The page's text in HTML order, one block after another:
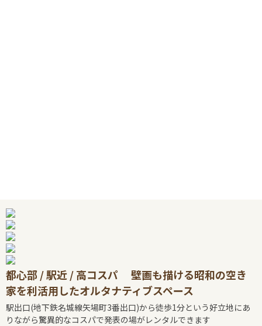
都心部 / 駅近 / 高コスパ 壁画も描ける昭和の空き
家を利活用したオルタナティブスペース
駅出口(地下鉄名城線矢場町3番出口)から徒歩1分という好立地にあ
りながら驚異的なコスパで発表の場がレンタルできます